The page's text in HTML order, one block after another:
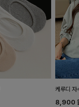
케루디 자
8,900